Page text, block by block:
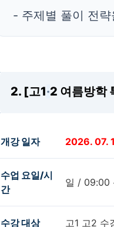
- 주제별 풀이 전
2. [고1·2 여름방학
개강 일자 2026. 07.
수업 요일/시
간
일 / 09:00
수강 대상 고1 고2 수